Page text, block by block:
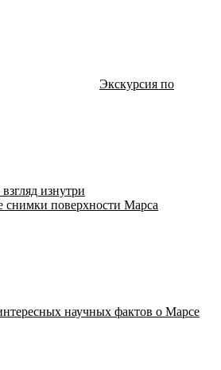
Экскурсия по
изнутри
поверхности Марса
научных фактов о Марсе